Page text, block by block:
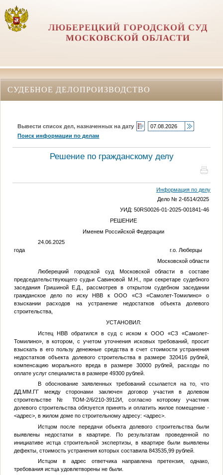
ЛЮБЕРЕЦКИЙ ГОРОДСКОЙ СУД
МОСКОВСКОЙ ОБЛАСТИ
СУДЕБНОЕ ДЕЛОПРОИЗВОДСТВО
Вывести список дел, назначенных на дату
Поиск информации по делам
Решение по гражданскому делу
Информация по делу
Дело № 2-6514/2025
УИД: 50RS0026-01-2025-001841-46
РЕШЕНИЕ
Именем Российской Федерации
24.06.2025
года г.о. Люберцы
Московской области
Люберецкий городской суд Московской области в составе
председательствующего судьи Савиновой М.Н., при секретаре судебного
заседания Гришиной Е.Д., рассмотрев в открытом судебном заседании
гражданское дело по иску
НВВ к ООО «СЗ «Самолет-Томилино» о
взыскании расходов на устранение недостатков объекта долевого
строительства,
УСТАНОВИЛ:
Истец НВВобратился в суд с иском к ООО «СЗ «Самолет-
Томилино», в котором, с учетом уточнения исковых требований, просит
взыскать в его пользу денежные средства в счет стоимости устранения
недостатков объекта долевого строительства в размере 320416 рублей,
компенсацию морального вреда в размере 30000 рублей, расходы по
оплате услуг специалиста в размере 49300 рублей.
В обоснование заявленных требований ссылается на то, что
ДД.ММ.ГГмежду сторонами заключен договор участия в долевом
строительстве № ТОМ-2/6/210-3912И, согласно которому участник
долевого строительства обязуется принять и оплатить жилое помещение -
<адрес>, в жилом доме по строительному адресу: <адрес>.
Истцом после передачи объекта долевого строительства были
выявлены недостатки в квартире. По результатам проведенной по
инициативе истца строительной экспертизы, в квартире были выявлены
дефекты, стоимость устранения которых составила 843535,99 рублей.
Истцом в адрес ответчика направлена претензия, однако,
требования истца удовлетворены не были.